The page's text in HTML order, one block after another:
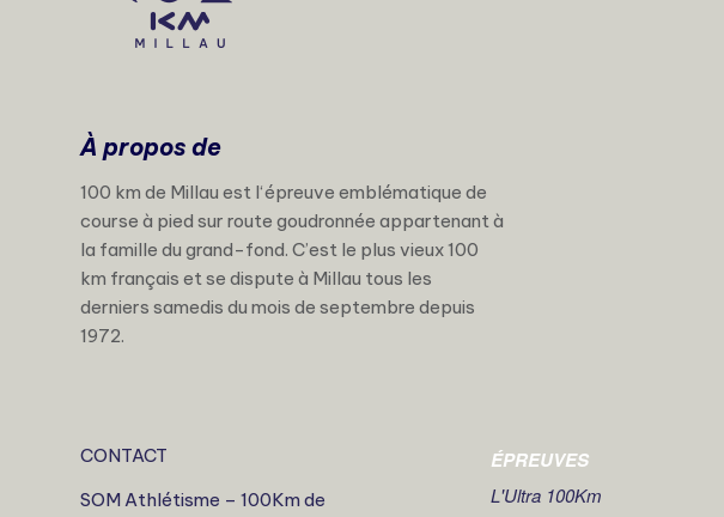
À propos de
100 km de Millau est l‘épreuve emblématique de
course à pied sur route goudronnée appartenant à
la famille du grand-fond. C’est le plus vieux 100
km français et se dispute à Millau tous les
derniers samedis du mois de septembre depuis
1972.
CONTACT
SOM Athlétisme – 100Km de
ÉPREUVES
L'Ultra 100Km